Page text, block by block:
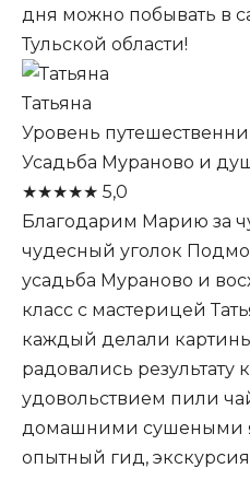
дня можно побывать в
Тульской области!
Татьяна
Уровень
Усадьба Мураново и
★★★★★ 5,0
Благодарим Марию за
чудесный уголок
усадьба Мураново и
класс с мастерицей
каждый делали
радовались результату
удовольствием пили
домашними сушеными
опытный гид,